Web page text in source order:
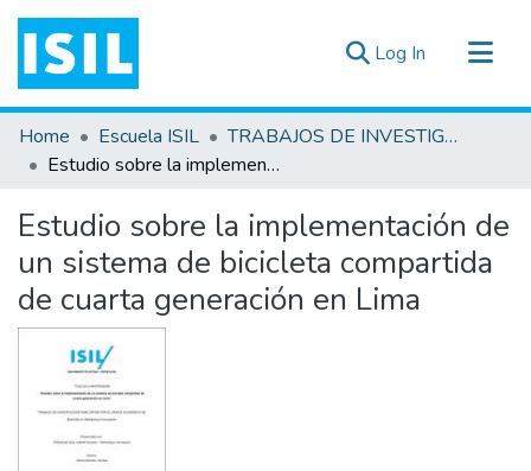
Log In (current)
All of DSpace
Statistics
Documentos ▾
Home Escuela ISIL
TRABAJOS DE INVESTIGACIÓN
Estudio sobre la implementación de un sistema de bicicleta compartida de cuarta generación en Lima
Estudio sobre la implementación de
un sistema de bicicleta compartida
de cuarta generación en Lima